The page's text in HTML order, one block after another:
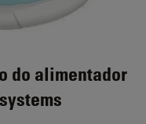
do alimentador